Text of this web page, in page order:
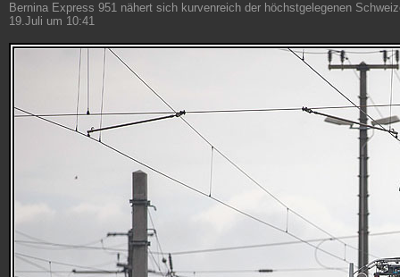
Bernina Express 951 nähert sich kurvenreich der höchstgelegenen
19.Juli um 10:41